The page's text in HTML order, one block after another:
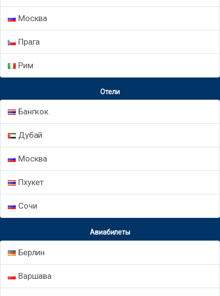
Москва
Прага
Рим
Отели
Бангкок
Дубай
Москва
Пхукет
Сочи
Авиабилеты
Берлин
Варшава